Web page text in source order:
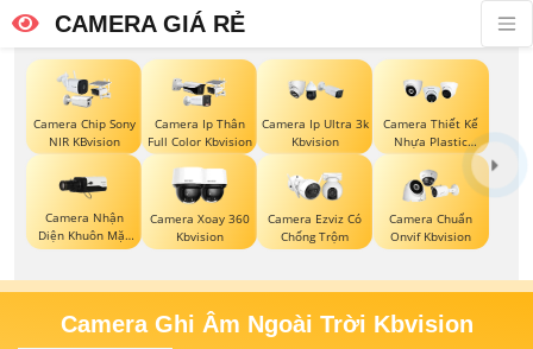
CAMERA GIÁ RẺ
Camera Chip Sony
NIR KBvision
Camera Ip Thân
Full Color Kbvision
Camera Ip Ultra 3k
Kbvision
Camera Thiết Kế
Nhựa Plastic
Kbvision
Camera Nhận
Diện Khuôn Mặt
Kbvision
Camera Xoay 360
Kbvision
Camera Ezviz Có
Chống Trộm
Camera Chuẩn
Onvif Kbvision
Camera Ghi Âm Ngoài Trời Kbvision